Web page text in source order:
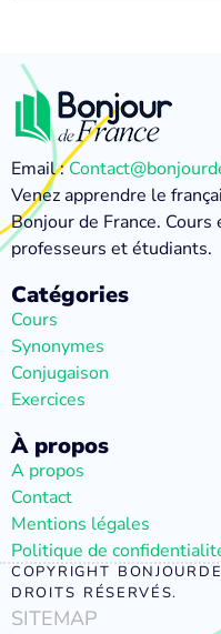
Email :
Venez apprendre le
Bonjour de France.
professeurs et étudiants.
Catégories
Cours
Synonymes
Conjugaison
Exercices
À propos
A propos
Contact
Mentions légales
Politique de
COPYRIGHT
DROITS RÉSERVÉS.
SITEMAP